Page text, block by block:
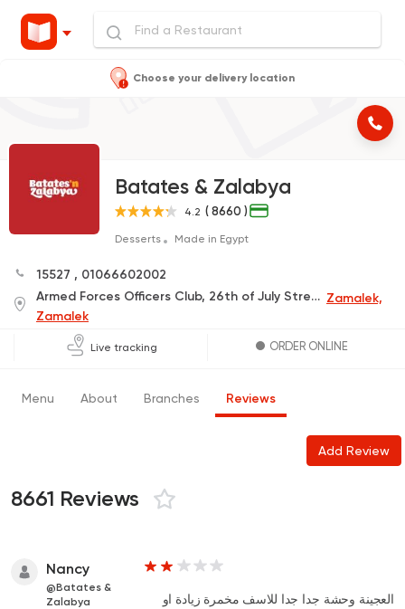
Choose your delivery location
Batates & Zalabya
4.2 ( 8660 )
Desserts Made in Egypt
15527 , 01066602002
Armed Forces Officers Club, 26th of July Street Zamalek,
Zamalek
Live tracking ORDER ONLINE
Menu About Branches Reviews
Add Review
8661 Reviews
Nancy
@Batates &
Zalabya
العجينة وحشة جدا جدا للاسف مخمرة زيادة او